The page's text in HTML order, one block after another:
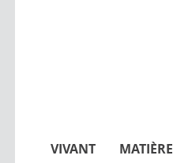
VIVANT MATIÈRE